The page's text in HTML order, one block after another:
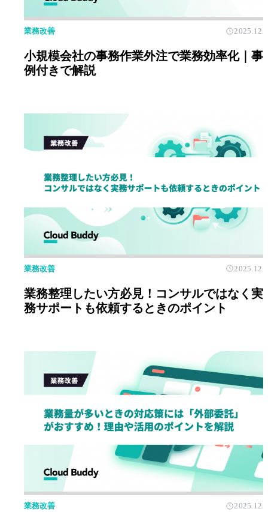
業務改善
小規模会社の事務作業外注で業務効率化｜事
例付きで解説
業務改善
業務整理したい方必見！コンサルではなく実
務サポートも依頼するときのポイント
業務改善